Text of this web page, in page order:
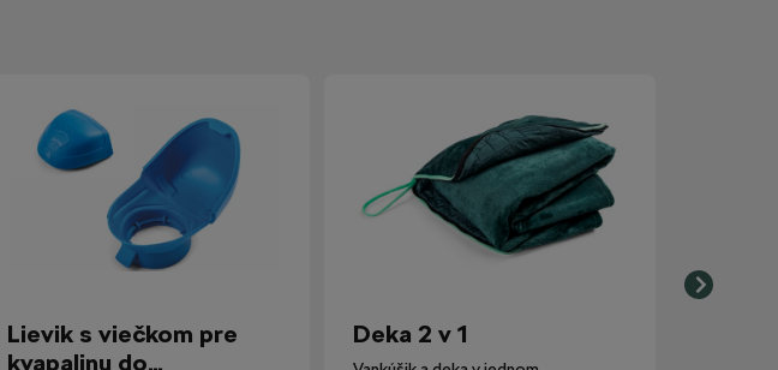
Lievik s viečkom pre
kvapalinu do
Deka 2 v 1